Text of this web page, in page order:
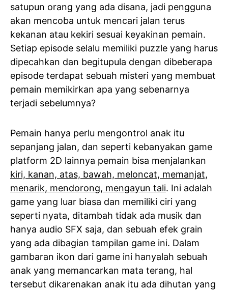
satupun orang yang ada disana, jadi pengguna
akan mencoba untuk mencari jalan terus
kekanan atau kekiri sesuai keyakinan pemain.
Setiap episode selalu memiliki puzzle yang harus
dipecahkan dan begitupula dengan dibeberapa
episode terdapat sebuah misteri yang membuat
pemain memikirkan apa yang sebenarnya
terjadi sebelumnya?
Pemain hanya perlu mengontrol anak itu
sepanjang jalan, dan seperti kebanyakan game
platform 2D lainnya pemain bisa menjalankan
kiri, kanan, atas, bawah, meloncat, memanjat,
menarik, mendorong, mengayun tali. Ini adalah
game yang luar biasa dan memiliki ciri yang
seperti nyata, ditambah tidak ada musik dan
hanya audio SFX saja, dan sebuah efek grain
yang ada dibagian tampilan game ini. Dalam
gambaran ikon dari game ini hanyalah sebuah
anak yang memancarkan mata terang, hal
tersebut dikarenakan anak itu ada dihutan yang